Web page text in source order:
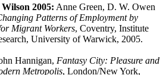
2005: Anne Green, D. W. Owen
Patterns of Employment by
Migrant Workers, Coventry, Institute
University of Warwick, 2005.
Hannigan, Fantasy City: Pleasure and
Metropolis, London/New York,